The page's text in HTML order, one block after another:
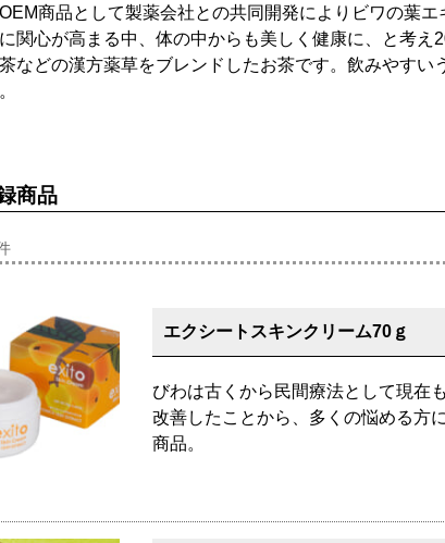
商品として製薬会社との共同開発によりビワの葉
関心が高まる中、体の中からも美しく健康に、と考
などの漢方薬草をブレンドしたお茶です。飲みやす
商品
エクシートスキンクリーム70ｇ
びわは古くから民間療法として現在
改善したことから、多くの悩める方
商品。